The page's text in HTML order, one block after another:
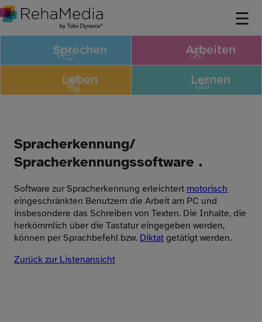
Spracherkennung/
Spracherkennungssoftware .
Software zur Spracherkennung erleichtert motorisch
eingeschränkten Benutzern die Arbeit am PC und
insbesondere das Schreiben von Texten. Die Inhalte, die
herkömmlich über die Tastatur eingegeben werden,
können per Sprachbefehl bzw. Diktat getätigt werden.
Zurück zur Listenansicht
Sprechen Arbeiten
Leben Lernen